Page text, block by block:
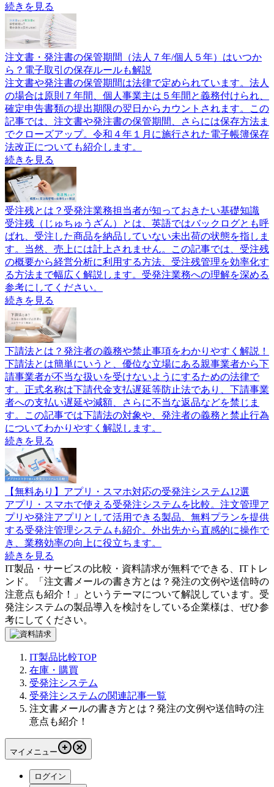
続きを見る
注文書・発注書の保管期間（法人７年/個人５年）はいつか
ら？電子取引の保存ルールも解説
注文書や発注書の保管期間は法律で定められています。法人
の場合は原則７年間、個人事業主は５年間と義務付けられ、
確定申告書類の提出期限の翌日からカウントされます。この
記事では、注文書や発注書の保管期間、さらには保存方法ま
でクローズアップ。令和４年１月に施行された電子帳簿保存
法改正についても紹介します。
続きを見る
受注残とは？受発注業務担当者が知っておきたい基礎知識
受注残（じゅちゅうざん）とは、英語ではバックログとも呼
ばれ、受注した商品を納品していない未出荷の状態を指しま
す。当然、売上には計上されません。この記事では、受注残
の概要から経営分析に利用する方法、受注残管理を効率化す
る方法まで幅広く解説します。受発注業務への理解を深める
参考にしてください。
続きを見る
下請法とは？発注者の義務や禁止事項をわかりやすく解説！
下請法とは簡単にいうと、優位な立場にある親事業者から下
請事業者が不当な扱いを受けないようにするための法律で
す。正式名称は下請代金支払遅延等防止法であり、下請事業
者への支払い遅延や減額、さらに不当な返品などを禁じま
す。この記事では下請法の対象や、発注者の義務と禁止行為
についてわかりやすく解説します。
続きを見る
【無料あり】アプリ・スマホ対応の受発注システム12選
アプリ・スマホで使える受発注システムを比較。注文管理ア
プリや発注アプリとして活用できる製品、無料プランを提供
する受発注管理システムも紹介。外出先から直感的に操作で
き、業務効率の向上に役立ちます。
続きを見る
IT製品・サービスの比較・資料請求が無料でできる、ITトレ
ンド。「 注文書メールの書き方とは？発注の文例や送信時の
注意点も紹介！
」というテーマについて解説しています。 受
発注システムの製品導入を検討をしている企業様は、ぜひ参
考にしてください。
IT製品比較TOP
在庫・購買
受発注システム
受発注システムの関連記事一覧
注文書メールの書き方とは？発注の文例や送信時の注
意点も紹介！
マイメニュー
ログイン